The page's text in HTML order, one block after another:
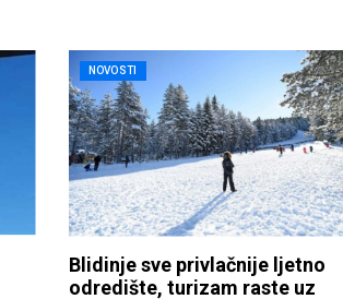
NOVOSTI
Blidinje sve privlačnije ljetno
odredište, turizam raste uz